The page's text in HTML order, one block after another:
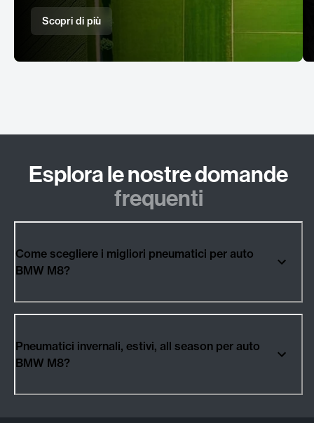
Scopri di più
Esplora le nostre domande
frequenti
Come scegliere i migliori pneumatici per auto
BMW M8?
Pneumatici invernali, estivi, all season per auto
BMW M8?